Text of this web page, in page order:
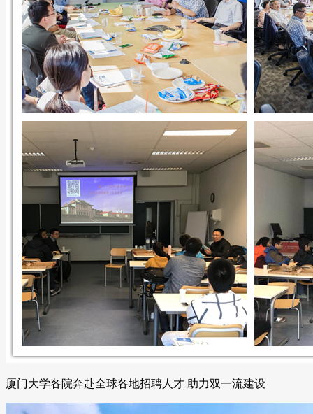
厦门大学各院奔赴全球各地招聘人才 助力双一流建设